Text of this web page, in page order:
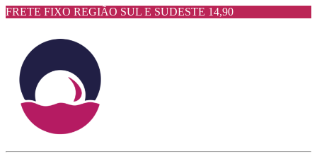
FRETE FIXO REGIÃO SUL E SUDESTE 14,90